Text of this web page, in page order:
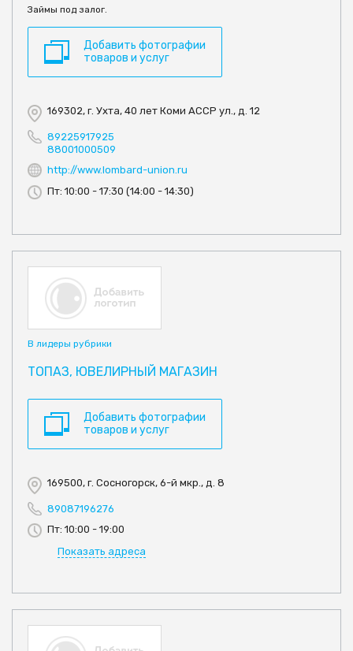
Займы под залог.
Добавить фотографии
товаров и услуг
169302, г. Ухта, 40 лет Коми АССР ул., д. 12
89225917925
88001000509
http://www.lombard-union.ru
Пт: 10:00 - 17:30 (14:00 - 14:30)
В лидеры рубрики
ТОПАЗ, ЮВЕЛИРНЫЙ МАГАЗИН
Добавить фотографии
товаров и услуг
169500, г. Сосногорск, 6-й мкр., д. 8
89087196276
Пт: 10:00 - 19:00
Показать адреса